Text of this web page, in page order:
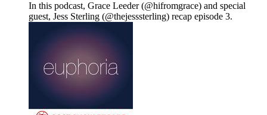
In this podcast, Grace Leeder (@hifromgrace) and special
guest, Jess Sterling (@thejesssterling) recap episode 3.